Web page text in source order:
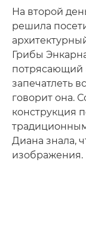
На второй
решила
Грибы
потрясающий
запечатлеть
говорит она.
конструкция
Диана знала,
изображения.